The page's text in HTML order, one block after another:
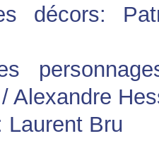
décors:
Alexandre
Laurent Bru